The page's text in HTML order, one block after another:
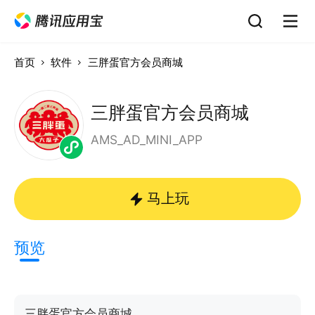
首页 软件 三胖蛋官方会员商城
三胖蛋官方会员商城
AMS_AD_MINI_APP
马上玩
预览